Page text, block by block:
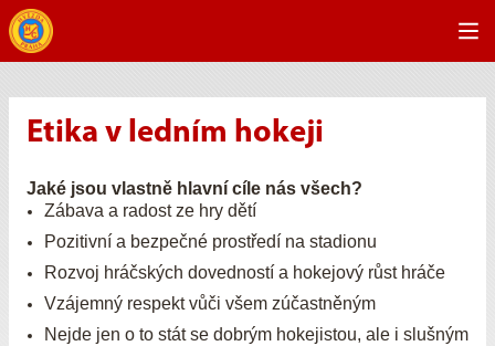
Etika v ledním hokeji
Jaké jsou vlastně hlavní cíle nás všech?
Zábava a radost ze hry dětí
Pozitivní a bezpečné prostředí na stadionu
Rozvoj hráčských dovedností a hokejový růst hráče
Vzájemný respekt vůči všem zúčastněným
Nejde jen o to stát se dobrým hokejistou, ale i slušným